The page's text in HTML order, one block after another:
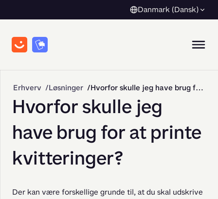
Danmark (Dansk)
Erhverv Løsninger Hvorfor skulle jeg have brug for at printe kvitteringer?
Hvorfor skulle jeg
have brug for at printe
kvitteringer?
Der kan være forskellige grunde til, at du skal udskrive